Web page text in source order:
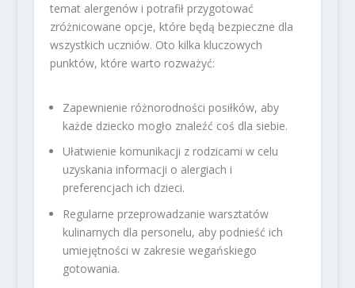
temat alergenów i potrafił przygotować
zróżnicowane opcje, które będą bezpieczne dla
wszystkich uczniów. Oto kilka kluczowych
punktów, które warto rozważyć:
Zapewnienie różnorodności posiłków, aby
każde dziecko mogło znaleźć coś dla siebie.
Ułatwienie komunikacji z rodzicami w celu
uzyskania informacji o alergiach i
preferencjach ich dzieci.
Regularne przeprowadzanie warsztatów
kulinarnych dla personelu, aby podnieść ich
umiejętności w zakresie wegańskiego
gotowania.